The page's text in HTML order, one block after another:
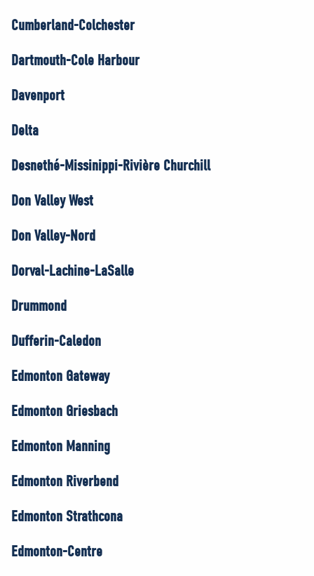
Cumberland-Colchester
Dartmouth-Cole Harbour
Davenport
Delta
Desnethé-Missinippi-Rivière Churchill
Don Valley West
Don Valley-Nord
Dorval-Lachine-LaSalle
Drummond
Dufferin-Caledon
Edmonton Gateway
Edmonton Griesbach
Edmonton Manning
Edmonton Riverbend
Edmonton Strathcona
Edmonton-Centre